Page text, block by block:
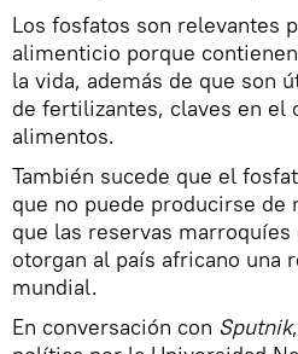
Los fosfatos son relevantes
alimenticio porque
la vida, además de que son
de fertilizantes, claves en el
alimentos.
También sucede que el
que no puede producirse
que las reservas
otorgan al país africano una
mundial.
En conversación con Sputnik